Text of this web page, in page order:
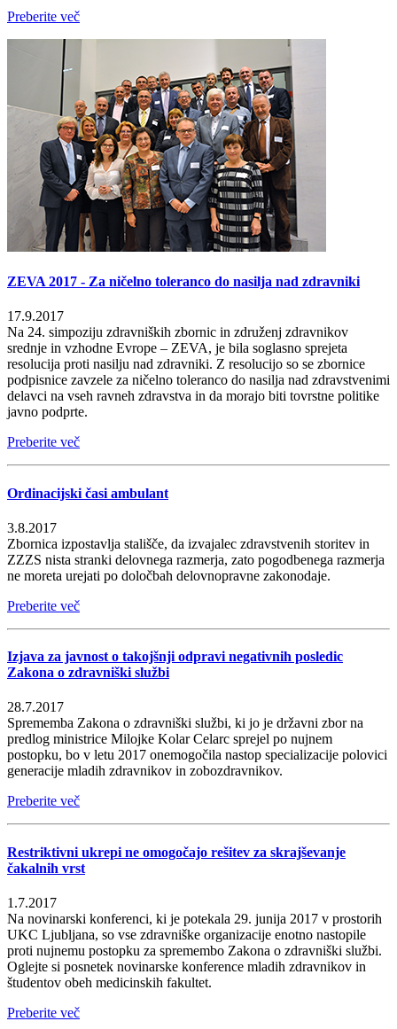
Preberite več
ZEVA 2017 - Za ničelno toleranco do nasilja nad zdravniki
17.9.2017
Na 24. simpoziju zdravniških zbornic in združenj zdravnikov
srednje in vzhodne Evrope – ZEVA, je bila soglasno sprejeta
resolucija proti nasilju nad zdravniki. Z resolucijo so se zbornice
podpisnice zavzele za ničelno toleranco do nasilja nad zdravstvenimi
delavci na vseh ravneh zdravstva in da morajo biti tovrstne politike
javno podprte.
Preberite več
Ordinacijski časi ambulant
3.8.2017
Zbornica izpostavlja stališče, da izvajalec zdravstvenih storitev in
ZZZS nista stranki delovnega razmerja, zato pogodbenega razmerja
ne moreta urejati po določbah delovnopravne zakonodaje.
Preberite več
Izjava za javnost o takojšnji odpravi negativnih posledic
Zakona o zdravniški službi
28.7.2017
Sprememba Zakona o zdravniški službi, ki jo je državni zbor na
predlog ministrice Milojke Kolar Celarc sprejel po nujnem
postopku, bo v letu 2017 onemogočila nastop specializacije polovici
generacije mladih zdravnikov in zobozdravnikov.
Preberite več
Restriktivni ukrepi ne omogočajo rešitev za skrajševanje
čakalnih vrst
1.7.2017
Na novinarski konferenci, ki je potekala 29. junija 2017 v prostorih
UKC Ljubljana, so vse zdravniške organizacije enotno nastopile
proti nujnemu postopku za spremembo Zakona o zdravniški službi.
Oglejte si posnetek novinarske konference mladih zdravnikov in
študentov obeh medicinskih fakultet.
Preberite več